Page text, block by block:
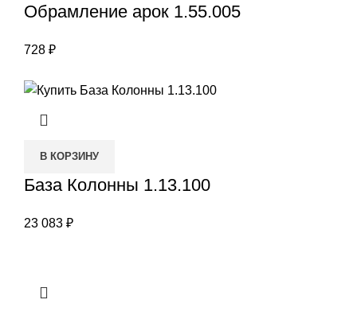
Обрамление арок 1.55.005
728 ₽
В КОРЗИНУ
База Колонны 1.13.100
23 083 ₽